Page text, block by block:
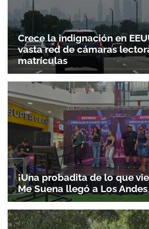
Gracias por suscribirte a
Crece la indignación en
vasta red de cámaras
matrículas
¡Una probadita de lo que
Me Suena llegó a Los